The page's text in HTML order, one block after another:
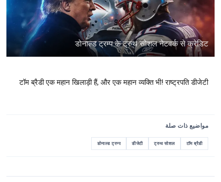
डोनाल्ड ट्रम्प के ट्रुथ सोशल नेटवर्क से क्रेडिट
टॉम ब्रैडी एक महान खिलाड़ी हैं, और एक महान व्यक्ति भी! राष्ट्रपति डीजेटी
مواضيع ذات صلة
टॉम ब्रैडी
ट्रुथ सोशल
डीजेटी
डोनाल्ड ट्रम्प